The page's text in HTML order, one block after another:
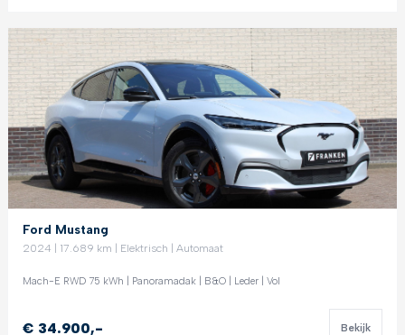
Ford Mustang
2024 | 17.689 km | Elektrisch | Automaat
Mach-E RWD 75 kWh | Panoramadak | B&O | Leder | Vol
€ 34.900,- Bekijk